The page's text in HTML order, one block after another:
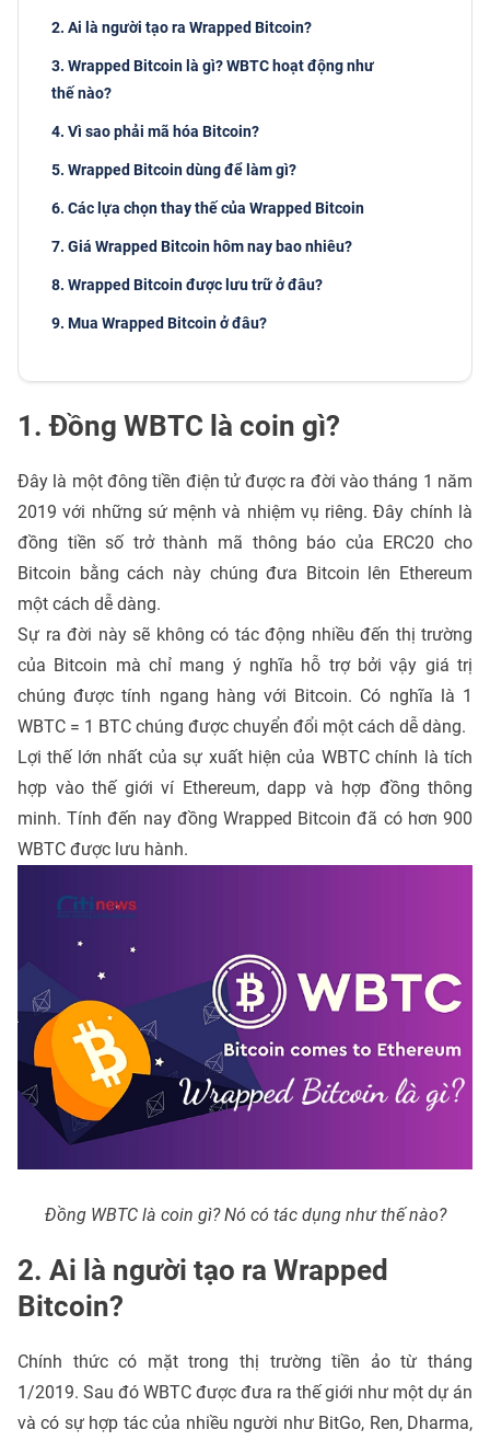
2. Ai là người tạo ra Wrapped Bitcoin?
3. Wrapped Bitcoin là gì? WBTC hoạt động như
thế nào?
4. Vì sao phải mã hóa Bitcoin?
5. Wrapped Bitcoin dùng để làm gì?
6. Các lựa chọn thay thế của Wrapped Bitcoin
7. Giá Wrapped Bitcoin hôm nay bao nhiêu?
8. Wrapped Bitcoin được lưu trữ ở đâu?
9. Mua Wrapped Bitcoin ở đâu?
1. Đồng WBTC là coin gì?
Đây là một đông tiền điện tử được ra đời vào tháng 1 năm
2019 với những sứ mệnh và nhiệm vụ riêng. Đây chính là
đồng tiền số trở thành mã thông báo của ERC20 cho
Bitcoin bằng cách này chúng đưa Bitcoin lên Ethereum
một cách dễ dàng.
Sự ra đời này sẽ không có tác động nhiều đến thị trường
của Bitcoin mà chỉ mang ý nghĩa hỗ trợ bởi vậy giá trị
chúng được tính ngang hàng với Bitcoin. Có nghĩa là 1
WBTC = 1 BTC chúng được chuyển đổi một cách dễ dàng.
Lợi thế lớn nhất của sự xuất hiện của WBTC chính là tích
hợp vào thế giới ví Ethereum, dapp và hợp đồng thông
minh. Tính đến nay đồng Wrapped Bitcoin đã có hơn 900
WBTC được lưu hành.
Đồng WBTC là coin gì? Nó có tác dụng như thế nào?
2. Ai là người tạo ra Wrapped
Bitcoin?
Chính thức có mặt trong thị trường tiền ảo từ tháng
1/2019. Sau đó WBTC được đưa ra thế giới như một dự án
và có sự hợp tác của nhiều người như BitGo, Ren, Dharma,